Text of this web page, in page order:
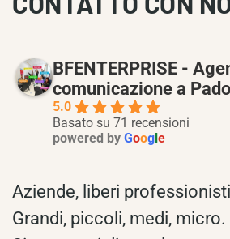
BFENTERPRISE -
comunicazione a
5.0
Basato su 71 recensioni
powered by Google
Aziende, liberi
Grandi, piccoli, medi, micro.